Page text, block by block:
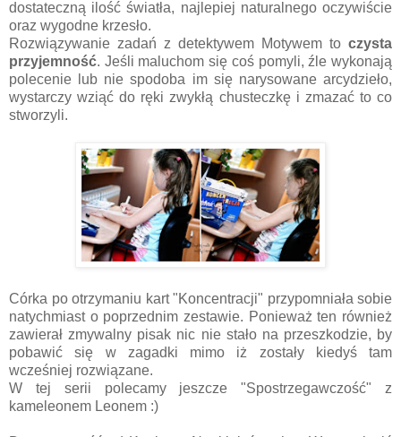
dostateczną ilość światła, najlepiej naturalnego oczywiście
oraz wygodne krzesło.
Rozwiązywanie zadań z detektywem Motywem to czysta
przyjemność. Jeśli maluchom się coś pomyli, źle wykonają
polecenie lub nie spodoba im się narysowane arcydzieło,
wystarczy wziąć do ręki zwykłą chusteczkę i zmazać to co
stworzyli.
Córka po otrzymaniu kart "Koncentracji" przypomniała sobie
natychmiast o poprzednim zestawie. Ponieważ ten również
zawierał zmywalny pisak nic nie stało na przeszkodzie, by
pobawić się w zagadki mimo iż zostały kiedyś tam
wcześniej rozwiązane.
W tej serii polecamy jeszcze "Spostrzegawczość" z
kameleonem Leonem :)